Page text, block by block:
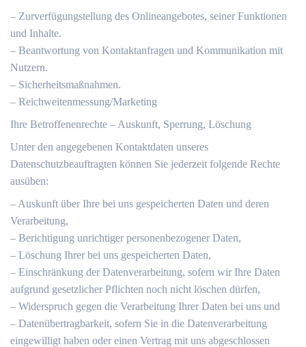
– Zurverfügungstellung des Onlineangebotes, seiner Funktionen
und Inhalte.
– Beantwortung von Kontaktanfragen und Kommunikation mit
Nutzern.
– Sicherheitsmaßnahmen.
– Reichweitenmessung/Marketing
Ihre Betroffenenrechte – Auskunft, Sperrung, Löschung
Unter den angegebenen Kontaktdaten unseres
Datenschutzbeauftragten können Sie jederzeit folgende Rechte
ausüben:
– Auskunft über Ihre bei uns gespeicherten Daten und deren
Verarbeitung,
– Berichtigung unrichtiger personenbezogener Daten,
– Löschung Ihrer bei uns gespeicherten Daten,
– Einschränkung der Datenverarbeitung, sofern wir Ihre Daten
aufgrund gesetzlicher Pflichten noch nicht löschen dürfen,
– Widerspruch gegen die Verarbeitung Ihrer Daten bei uns und
– Datenübertragbarkeit, sofern Sie in die Datenverarbeitung
eingewilligt haben oder einen Vertrag mit uns abgeschlossen